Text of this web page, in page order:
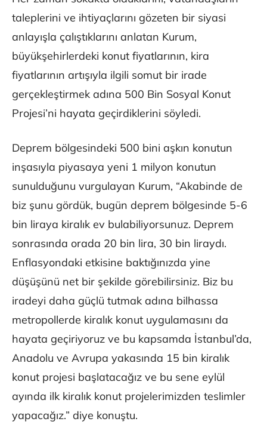
taleplerini ve ihtiyaçlarını gözeten bir siyasi
anlayışla çalıştıklarını anlatan Kurum,
büyükşehirlerdeki konut fiyatlarının, kira
fiyatlarının artışıyla ilgili somut bir irade
gerçekleştirmek adına 500 Bin Sosyal Konut
Projesi’ni hayata geçirdiklerini söyledi.
Deprem bölgesindeki 500 bini aşkın konutun
inşasıyla piyasaya yeni 1 milyon konutun
sunulduğunu vurgulayan Kurum, “Akabinde de
biz şunu gördük, bugün deprem bölgesinde 5-6
bin liraya kiralık ev bulabiliyorsunuz. Deprem
sonrasında orada 20 bin lira, 30 bin liraydı.
Enflasyondaki etkisine baktığınızda yine
düşüşünü net bir şekilde görebilirsiniz. Biz bu
iradeyi daha güçlü tutmak adına bilhassa
metropollerde kiralık konut uygulamasını da
hayata geçiriyoruz ve bu kapsamda İstanbul’da,
Anadolu ve Avrupa yakasında 15 bin kiralık
konut projesi başlatacağız ve bu sene eylül
ayında ilk kiralık konut projelerimizden teslimler
yapacağız.” diye konuştu.